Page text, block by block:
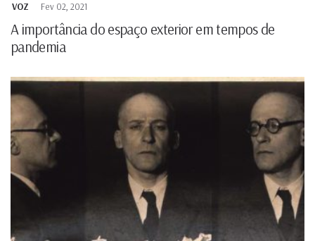
VOZ Fev 02, 2021
A importância do espaço exterior em tempos de
pandemia